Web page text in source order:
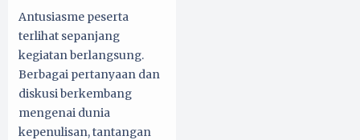
Antusiasme peserta
terlihat sepanjang
kegiatan berlangsung.
Berbagai pertanyaan dan
diskusi berkembang
mengenai dunia
kepenulisan, tantangan